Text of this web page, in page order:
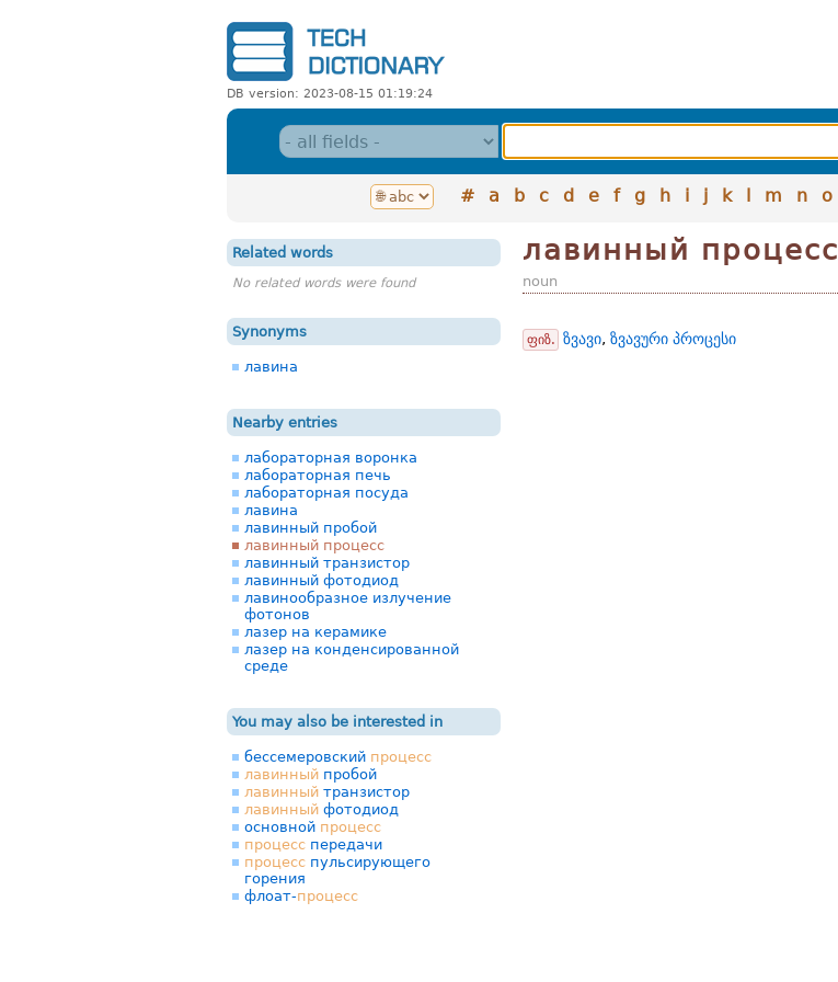
DB version: 2023-08-15 01:19:24
# a b c d e f g h i j k l m n o
Related words
No related words were found
Synonyms
лавина
Nearby entries
лабораторная воронка
лабораторная печь
лабораторная посуда
лавина
лавинный пробой
лавинный процесс
лавинный транзистор
лавинный фотодиод
лавинообразное излучение
фотонов
лазер на керамике
лазер на конденсированной
среде
You may also be interested in
бессемеровский процесс
лавинный пробой
лавинный транзистор
лавинный фотодиод
основной процесс
процесс передачи
процесс пульсирующего
горения
флоат-процесс
лавинный процесс
noun
ფიზ. ზვავი, ზვავური პროცესი